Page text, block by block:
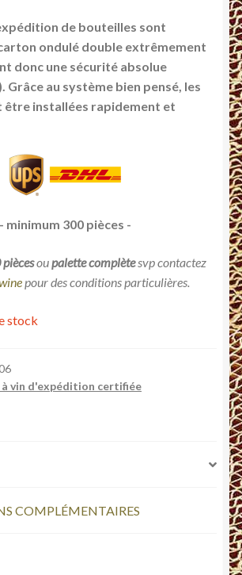
de bouteilles sont
ondulé double extrêmement
donc une sécurité absolue
Grâce au système bien pensé, les
être installées rapidement et
- minimum 300 pièces -
oupalette complètesvp contactez
pour des conditions particulières.
stock
vin d'expédition certifiée
COMPLÉMENTAIRES